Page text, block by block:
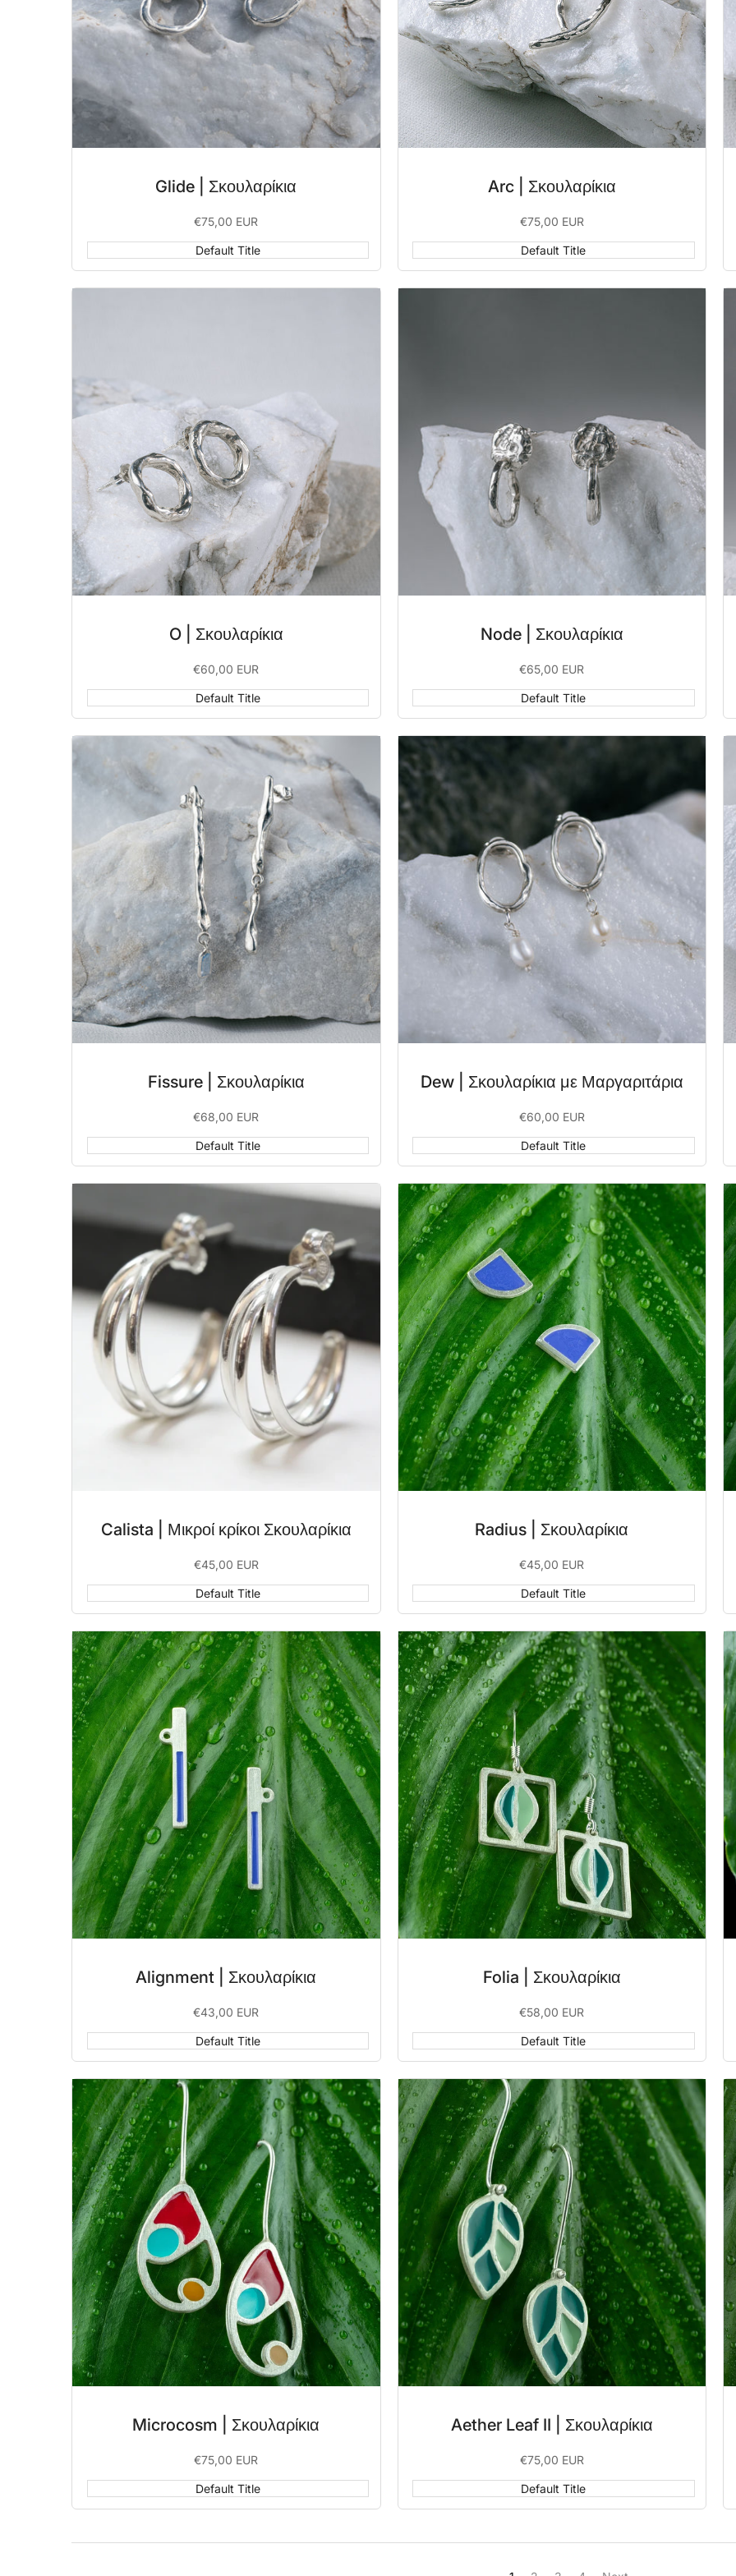
Glide | Σκουλαρίκια
Sale
price
€75,00 EUR
Default Title
Arc | Σκουλαρίκια
Sale
price
€75,00 EUR
Default Title
O | Σκουλαρίκια
Sale
price
€60,00 EUR
Default Title
Node | Σκουλαρίκια
Sale
price
€65,00 EUR
Default Title
Fissure | Σκουλαρίκια
Sale
price
€68,00 EUR
Default Title
Dew | Σκουλαρίκια με Μαργαριτάρια
Sale
price
€60,00 EUR
Default Title
Calista | Μικροί κρίκοι Σκουλαρίκια
Sale
price
€45,00 EUR
Default Title
Radius | Σκουλαρίκια
Sale
price
€45,00 EUR
Default Title
Alignment | Σκουλαρίκια
Sale
price
€43,00 EUR
Default Title
Folia | Σκουλαρίκια
Sale
price
€58,00 EUR
Default Title
Microcosm | Σκουλαρίκια
Sale
price
€75,00 EUR
Default Title
Aether Leaf II | Σκουλαρίκια
Sale
price
€75,00 EUR
Default Title